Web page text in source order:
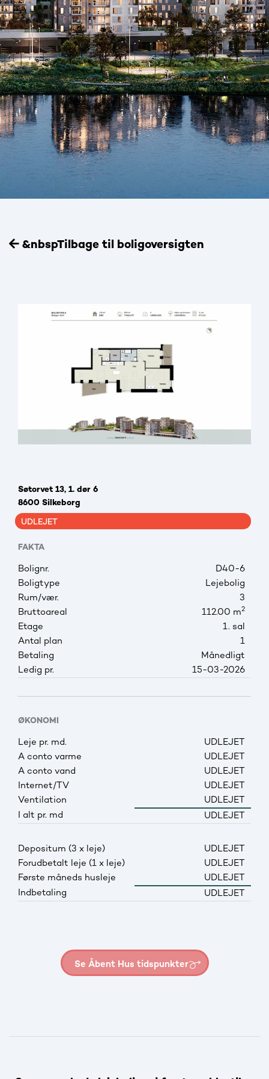
&nbspTilbage til boligoversigten
Søtorvet 13, 1. dør 6
8600 Silkeborg
UDLEJET
FAKTA
Bolignr.
D40-6
Boligtype
Lejebolig
Rum/vær.
3
Bruttoareal
112.00 m2
Etage
1. sal
Antal plan
1
Betaling
Månedligt
Ledig pr.
15-03-2026
ØKONOMI
Leje pr. md.
UDLEJET
A conto varme
UDLEJET
A conto vand
UDLEJET
Internet/TV
UDLEJET
Ventilation
UDLEJET
I alt pr. md
UDLEJET
Depositum (3 x leje)
UDLEJET
Forudbetalt leje (1 x leje)
UDLEJET
Første måneds husleje
UDLEJET
Indbetaling
UDLEJET
Se Åbent Hus tidspunkter